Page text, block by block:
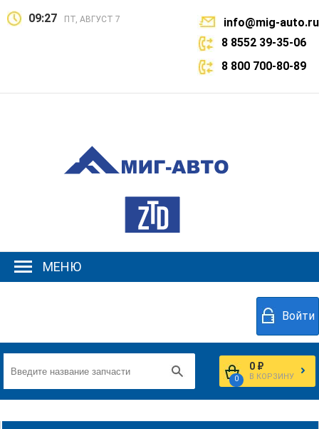
09:27 ПТ, АВГУСТ 7
info@mig-auto.ru
8 8552 39-35-06
8 800 700-80-89
МЕНЮ
Войти
0
0 ₽
В КОРЗИНУ